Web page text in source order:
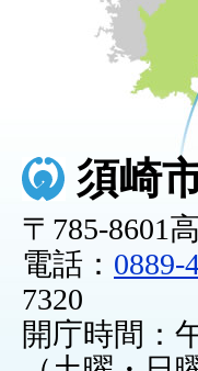
須崎
〒785-8601
電話： 0889-
7320
開庁時間：